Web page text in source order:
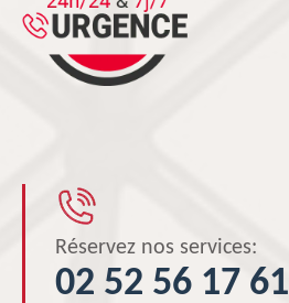
Réservez nos services:
02 52 56 17 61